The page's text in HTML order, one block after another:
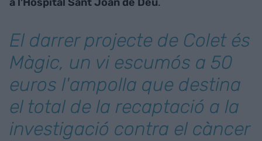
El darrer projecte de Colet és
Màgic, un vi escumós a 50
euros l'ampolla que destina
el total de la recaptació a la
investigació contra el càncer